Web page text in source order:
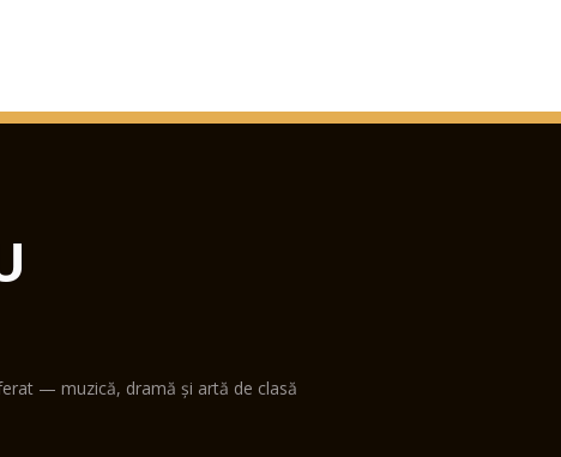
— muzică, dramă și artă de clasă